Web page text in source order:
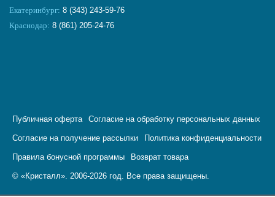
Екатеринбург: 8 (343) 243-59-76
Краснодар: 8 (861) 205-24-76
© «Кристалл». 2006-2026 год. Все права защищены.
Публичная оферта Согласие на обработку персональных данных
Согласие на получение рассылки Политика конфиденциальности
Правила бонусной программы Возврат товара